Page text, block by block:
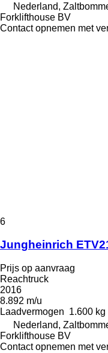
Nederland,
Forklifthouse BV
Contact opnemen met
6
Jungheinrich
Prijs op aanvraag
Reachtruck
2016
8.892 m/u
Laadvermogen 1.600 kg
Nederland,
Forklifthouse BV
Contact opnemen met